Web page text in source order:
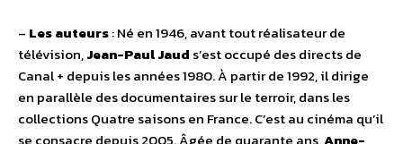
– Les auteurs: Né en 1946, avant tout réalisateur de
télévision,Jean-Paul Jaud s’est occupé des directs de
Canal + depuis les années 1980. À partir de 1992, il dirige
en parallèle des documentaires sur le terroir, dans les
collections Quatre saisons en France. C’est au cinéma qu’il